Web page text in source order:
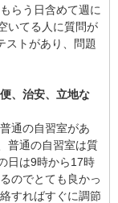
らう日含めて週に
いてる人に質問が
ストがあり、問題
、治安、立地な
通の自習室があ
普通の自習室は質
日は9時から17時
のでとても良かっ
すればすぐに調節